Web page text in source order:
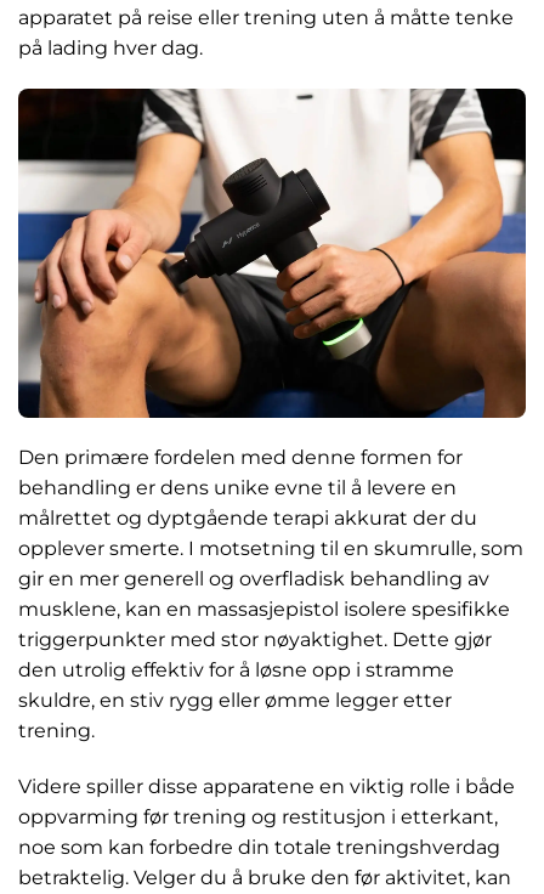
apparatet på reise eller trening uten å måtte tenke
på lading hver dag.
Den primære fordelen med denne formen for
behandling er dens unike evne til å levere en
målrettet og dyptgående terapi akkurat der du
opplever smerte. I motsetning til en skumrulle, som
gir en mer generell og overfladisk behandling av
musklene, kan en massasjepistol isolere spesifikke
triggerpunkter med stor nøyaktighet. Dette gjør
den utrolig effektiv for å løsne opp i stramme
skuldre, en stiv rygg eller ømme legger etter
trening.
Videre spiller disse apparatene en viktig rolle i både
oppvarming før trening og restitusjon i etterkant,
noe som kan forbedre din totale treningshverdag
betraktelig. Velger du å bruke den før aktivitet, kan